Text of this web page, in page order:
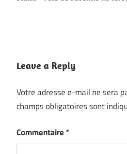
de
Leave a Reply
Votre adresse e-mail ne sera
champs obligatoires sont
Commentaire *